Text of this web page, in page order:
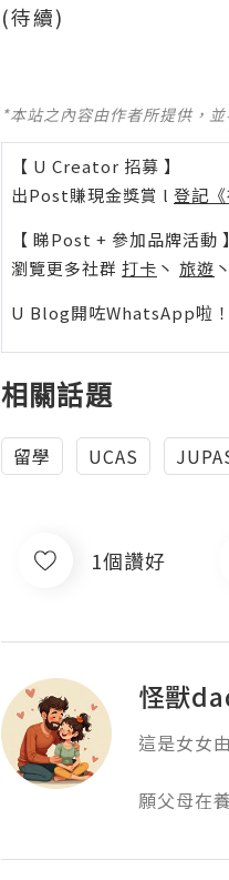
(待續)
*本站之內容由作者所提供，
【 U Creator 招募 】
出Post賺現金獎賞 l 登記
【 睇Post + 參加品牌活動
瀏覽更多社群 打卡 丶 旅遊
U Blog開咗WhatsApp啦
相關話題
留學 UCAS
1個讚好
怪獸
這是女女
願父母在